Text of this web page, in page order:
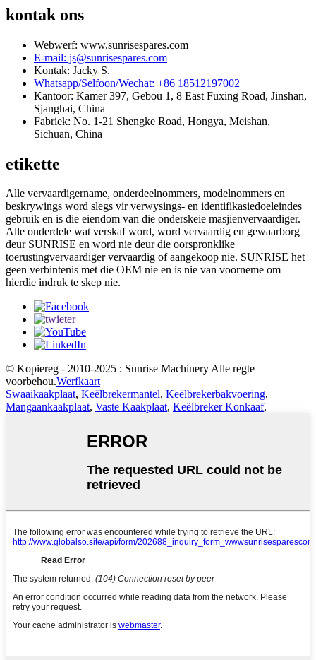
kontak ons
Webwerf: www.sunrisespares.com
E-mail: js@sunrisespares.com
Kontak: Jacky S.
Whatsapp/Selfoon/Wechat: +86 18512197002
Kantoor: Kamer 397, Gebou 1, 8 East Fuxing Road, Jinshan,
Sjanghai, China
Fabriek: No. 1-21 Shengke Road, Hongya, Meishan,
Sichuan, China
etikette
Alle vervaardigername, onderdeelnommers, modelnommers en
beskrywings word slegs vir verwysings- en identifikasiedoeleindes
gebruik en is die eiendom van die onderskeie masjienvervaardiger.
Alle onderdele wat verskaf word, word vervaardig en gewaarborg
deur SUNRISE en word nie deur die oorspronklike
toerustingvervaardiger vervaardig of aangekoop nie. SUNRISE het
geen verbintenis met die OEM nie en is nie van voorneme om
hierdie indruk te skep nie.
© Kopiereg - 2010-2025 : Sunrise Machinery Alle regte
voorbehou.Werfkaart
Swaaikaakplaat, Keëlbrekermantel, Keëlbrekerbakvoering,
Mangaankaakplaat, Vaste Kaakplaat, Keëlbreker Konkaaf,